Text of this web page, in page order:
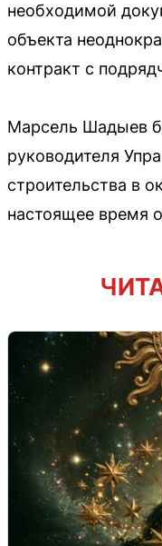
необходимой
объекта
контракт с
Марсель Шадыев
руководителя
строительства в
настоящее время